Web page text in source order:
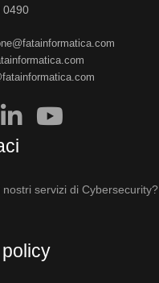
0490
nostri servizi di Cybersecurity?